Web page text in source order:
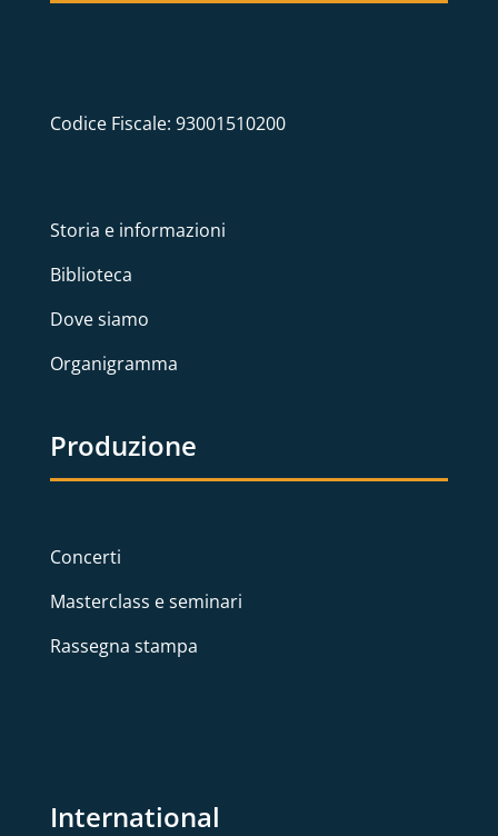
Codice Fiscale: 93001510200
Storia e informazioni
Biblioteca
Dove siamo
Organigramma
Produzione
Concerti
Masterclass e seminari
Rassegna stampa
International